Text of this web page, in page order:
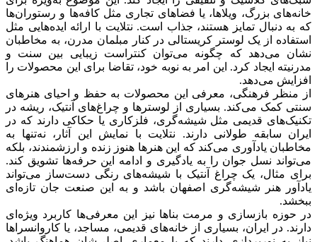
بزرگ، ویلاها، یا فضاهای تجاری مثل کافه‌ها و رستوران‌ها
به دنبال تمایز هستند، جذاب است. نتلایت با ارائه ایده‌هایی مثل
از یک لوستر کریستالی در کنار مبلمان مدرن، به مخاطبان
می‌دهد که چگونه می‌توان کنتراست زیبایی بین سنت و
ایجاد کرد. این امر به نوبه خود، تقاضا برای این محصولات را
می‌دهد.
منظر فرهنگی، معرفی این محصولات به حفظ و احیای هنرهای
کمک می‌کند. بسیاری از لوسترها و چراغ‌های آنتیک، ریشه در
قدیمی مثل شیشه‌گری، فلزکاری یا حکاکی دارند که در
سابقه طولانی دارند. نتلایت با نمایش این آثار، نه‌تنها به
یادآوری می‌کند که این هنرها هنوز زنده و ارزشمندند، بلکه
نسل جوان را به یادگیری و ادامه این حرفه‌ها تشویق کند.
مثال، یک چراغ آنتیک با شیشه‌های رنگی دست‌ساز می‌تواند
هنر شیشه‌گری اصفهان باشد و به این صنعت جان تازه‌ای
حوزه بازسازی و مرمت بناها نیز این معرفی‌ها کاربرد ویژه‌ای
در ایران، بسیاری از خانه‌های قدیمی، مساجد، یا کاروانسراها